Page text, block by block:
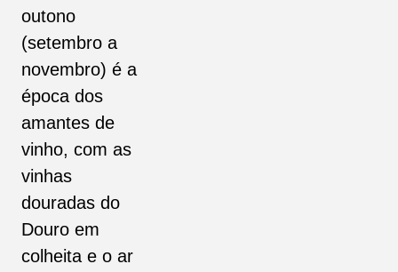
outono
(setembro a
novembro) é a
época dos
amantes de
vinho, com as
vinhas
douradas do
Douro em
colheita e o ar